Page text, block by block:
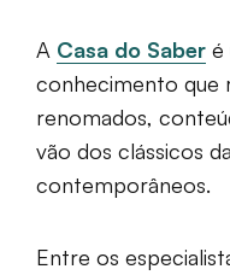
A Casa do Saber é
conhecimento que
renomados,
vão dos clássicos da
contemporâneos.
Entre os